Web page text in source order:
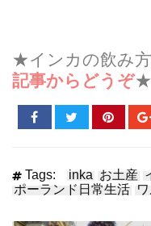
★インカの飲み
記事からどうぞ★
Tags: inka お土産
ポーランド日常生活